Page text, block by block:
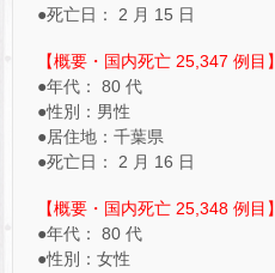
●死亡日： 2 月 15 日
【概要・国内死亡 25,347 例目】
●年代： 80 代
●性別：男性
●居住地：千葉県
●死亡日： 2 月 16 日
【概要・国内死亡 25,348 例目】
●年代： 80 代
●性別：女性